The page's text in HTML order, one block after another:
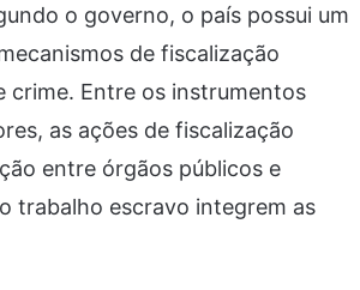
o governo, o país possui um
de fiscalização
crime. Entre os instrumentos
as ações de fiscalização
entre órgãos públicos e
trabalho escravo integrem as